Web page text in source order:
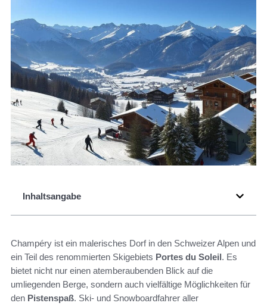
Inhaltsangabe
Champéry ist ein malerisches Dorf in den Schweizer Alpen und
ein Teil des renommierten Skigebiets Portes du Soleil. Es
bietet nicht nur einen atemberaubenden Blick auf die
umliegenden Berge, sondern auch vielfältige Möglichkeiten für
den Pistenspaß. Ski- und Snowboardfahrer aller